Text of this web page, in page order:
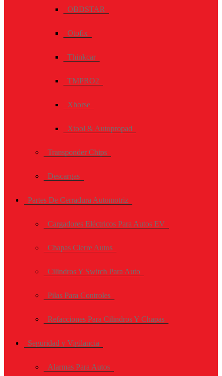
OBDSTAR
Otofix
Thinkcar
TMPRO2
Xhorse
Xtool & Autopropad
Transponder Chips
Descargas
Partes De Cerradura Automotriz
Cargadores Eléctricos Para Autos EV
Chapas Cierre Autos
Cilindros Y Switch Para Auto
Pilas Para Controles
Refacciones Para Cilindros Y Chapas
Seguridad y Vigilancia
Alarmas Para Autos